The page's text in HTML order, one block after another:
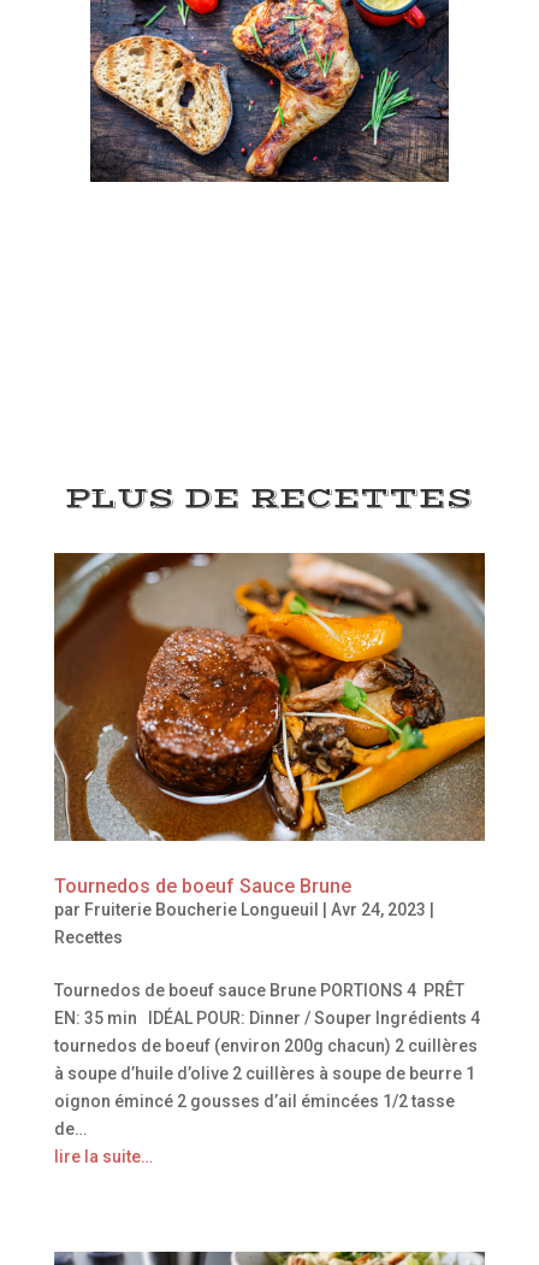
PLUS DE RECETTES
Tournedos de boeuf Sauce Brune
par Fruiterie Boucherie Longueuil Avr 24, 2023
Recettes
Tournedos de boeuf sauce Brune PORTIONS 4 PRÊT
EN: 35 min IDÉAL POUR: Dinner / Souper Ingrédients 4
tournedos de boeuf (environ 200g chacun) 2 cuillères
à soupe d’huile d’olive 2 cuillères à soupe de beurre 1
oignon émincé 2 gousses d’ail émincées 1/2 tasse
de…
lire la suite…